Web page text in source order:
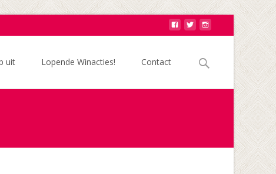
uit Lopende Winacties! Contact
Zoek
naar: